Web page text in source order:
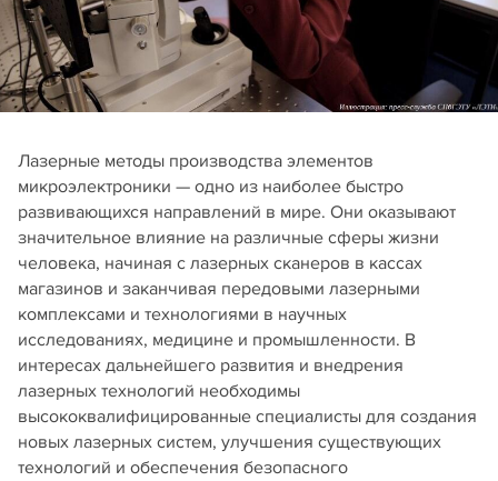
Лазерные методы производства элементов
микроэлектроники — одно из наиболее быстро
развивающихся направлений в мире. Они оказывают
значительное влияние на различные сферы жизни
человека, начиная с лазерных сканеров в кассах
магазинов и заканчивая передовыми лазерными
комплексами и технологиями в научных
исследованиях, медицине и промышленности. В
интересах дальнейшего развития и внедрения
лазерных технологий необходимы
высококвалифицированные специалисты для создания
новых лазерных систем, улучшения существующих
технологий и обеспечения безопасного